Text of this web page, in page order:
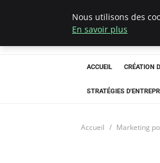
ACCUEIL CRÉATION
STRATÉGIES
Accueil Marketing
Nous utilisons des
En savoir plus